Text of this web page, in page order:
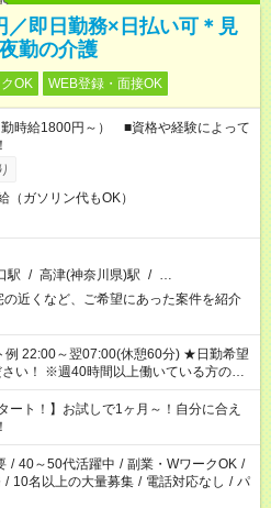
／即日勤務×日払い可＊見
勤の介護
OK WEB登録・面接OK
時給1800円～） ■資格や経験によって
（ガソリン代もOK）
駅 / 高津(神奈川県)駅 / …
近くなど、ご希望にあった案件を紹介
い！ ※週40時間以上働いている方のW
ート！】お試しで1ヶ月～！自分に合え
/ 40～50代活躍中 / 副業・WワークOK /
/ 10名以上の大量募集 / 電話対応なし / パ